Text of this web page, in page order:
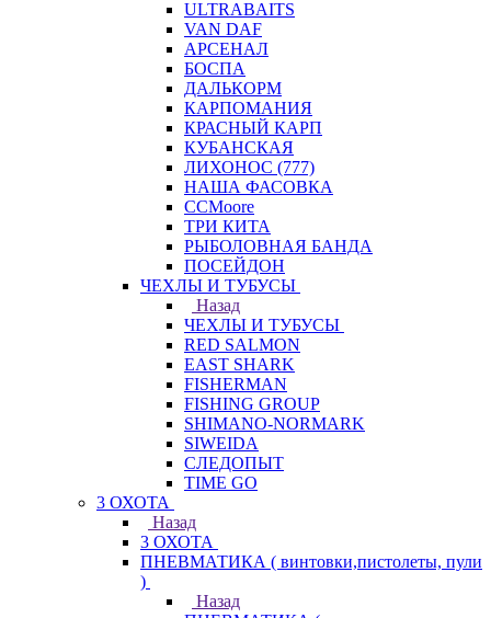
ULTRABAITS
VAN DAF
АРСЕНАЛ
БОСПА
ДАЛЬКОРМ
КАРПОМАНИЯ
КРАСНЫЙ КАРП
КУБАНСКАЯ
ЛИХОНОС (777)
НАША ФАСОВКА
СCMoore
ТРИ КИТА
РЫБОЛОВНАЯ БАНДА
ПОСЕЙДОН
ЧЕХЛЫ И ТУБУСЫ
Назад
ЧЕХЛЫ И ТУБУСЫ
RED SALMON
EAST SHARK
FISHERMAN
FISHING GROUP
SHIMANO-NORMARK
SIWEIDA
СЛЕДОПЫТ
TIME GO
3 ОХОТА
Назад
3 ОХОТА
ПНЕВМАТИКА ( винтовки,пистолеты, пули
)
Назад